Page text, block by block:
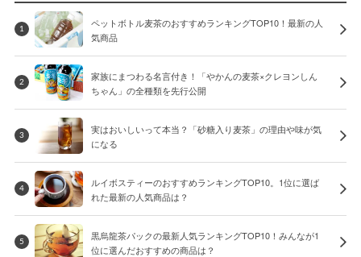
1
ペットボトル麦茶のおすすめランキングTOP10！最新の人
気商品
2
家族にまつわる名言付き！「やかんの麦茶×クレヨンしん
ちゃん」の全種類を先行公開
3
実はおいしいって本当？「砂糖入り麦茶」の理由や味が気
になる
4
ルイボスティーのおすすめランキングTOP10。1位に選ば
れた最新の人気商品は？
5
黒烏龍茶パックの最新人気ランキングTOP10！みんなが1
位に選んだおすすめの商品は？